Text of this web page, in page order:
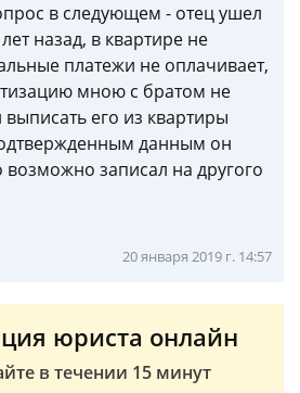
в следующем - отец ушел
назад, в квартире не
платежи не оплачивает,
мною с братом не
его из квартиры
данным он
возможно записал на другого
20 января 2019 г. 14:57
юриста онлайн
в течении 15 минут